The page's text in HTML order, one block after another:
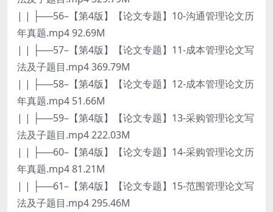
| | ├──56–【第4版】【论文专题】10-沟通管理论文历
年真题.mp4 92.69M
| | ├──57–【第4版】【论文专题】11-成本管理论文写
法及子题目.mp4 369.79M
| | ├──58–【第4版】【论文专题】12-成本管理论文历
年真题.mp4 51.66M
| | ├──59–【第4版】【论文专题】13-采购管理论文写
法及子题目.mp4 222.03M
| | ├──60–【第4版】【论文专题】14-采购管理论文历
年真题.mp4 81.21M
| | ├──61–【第4版】【论文专题】15-范围管理论文写
法及子题目.mp4 295.46M